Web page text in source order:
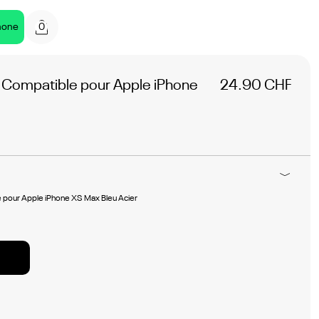
0
pour Apple iPhone
24.90 CHF
Apple iPhone XS Max Bleu Acier